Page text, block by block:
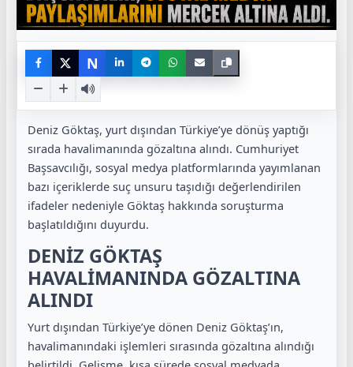
N
Deniz Göktaş, yurt dışından Türkiye’ye dönüş yaptığı
sırada havalimanında gözaltına alındı. Cumhuriyet
Başsavcılığı, sosyal medya platformlarında yayımlanan
bazı içeriklerde suç unsuru taşıdığı değerlendirilen
ifadeler nedeniyle Göktaş hakkında soruşturma
başlatıldığını duyurdu.
DENİZ GÖKTAŞ
HAVALİMANINDA GÖZALTINA
ALINDI
Yurt dışından Türkiye’ye dönen Deniz Göktaş’ın,
havalimanındaki işlemleri sırasında gözaltına alındığı